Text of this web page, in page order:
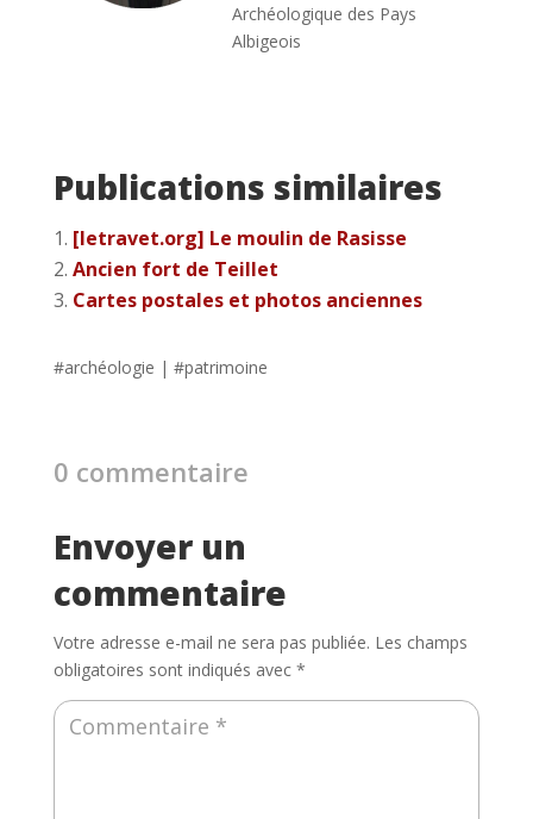
Archéologique des Pays
Albigeois
Publications similaires
[letravet.org] Le moulin de Rasisse
Ancien fort de Teillet
Cartes postales et photos anciennes
#archéologie | #patrimoine
0 commentaire
Envoyer un
commentaire
Votre adresse e-mail ne sera pas publiée. Les champs
obligatoires sont indiqués avec *